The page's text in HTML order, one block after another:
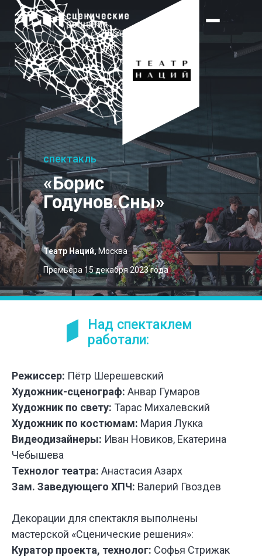
«Борис
Годунов.Сны»
Театр Наций,Москва
Премьера 15 декабря 2023 года
спектакль
Над спектаклем
работали:
Режиссер: Пётр Шерешевский
Художник-сценограф: Анвар Гумаров
Художник по свету: Тарас Михалевский
Художник по костюмам: Мария Лукка
Видеодизайнеры: Иван Новиков, Екатерина
Чебышева
Технолог театра: Анастасия Азарх
Зам. Заведующего ХПЧ: Валерий Гвоздев
Декорации для спектакля выполнены
мастерской «Сценические решения»:
Куратор проекта, технолог: Софья Стрижак